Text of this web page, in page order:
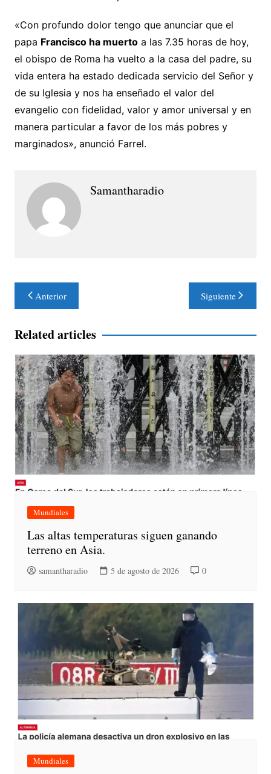
«Con profundo dolor tengo que anunciar que el
papa Francisco ha muertoa las 7.35 horas de hoy,
el obispo de Roma ha vuelto a la casa del padre, su
vida entera ha estado dedicada servicio del Señor y
de su Iglesia y nos ha enseñado el valor del
evangelio con fidelidad, valor y amor universal y en
manera particular a favor de los más pobres y
marginados», anunció Farrel.
Samantharadio
Navegación
de
entradas
Anterior Siguiente
Related articles
Mundiales
Las altas temperaturas siguen ganando
terreno en Asia.
samantharadio 5 de agosto de 2026 0
Mundiales